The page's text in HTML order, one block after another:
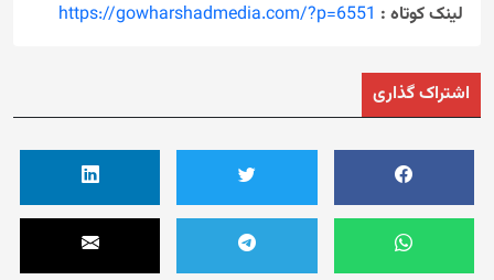
لینک کوتاه : https://gowharshadmedia.com/?p=6551
اشتراک گذاری